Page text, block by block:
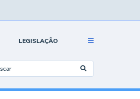
LEGISLAÇÃO